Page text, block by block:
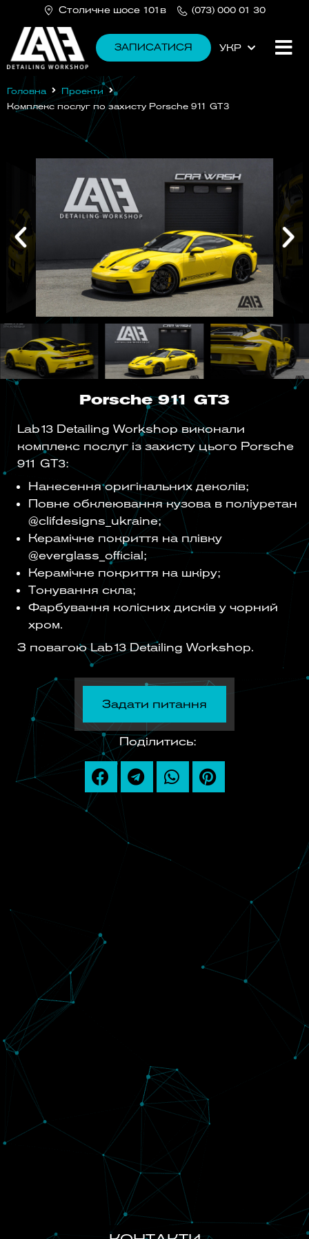
Столичне шосе 101в (073) 000 01 30
ЗАПИСАТИСЯ УКР
РУС
Головна
Проекти
Комплекс послуг по захисту Porsche 911 GT3
Porsche 911 GT3
Lab13 Detailing Workshop виконали
комплекс послуг із захисту цього Porsche
911 GT3:
Нанесення оригінальних деколів;
Повне обклеювання кузова в поліуретан
@clifdesigns_ukraine;
Керамічне покриття на плівку
@everglass_official;
Керамічне покриття на шкіру;
Тонування скла;
Фарбування колісних дисків у чорний
хром.
З повагою Lab13 Detailing Workshop.
Задати питання
Поділитись: